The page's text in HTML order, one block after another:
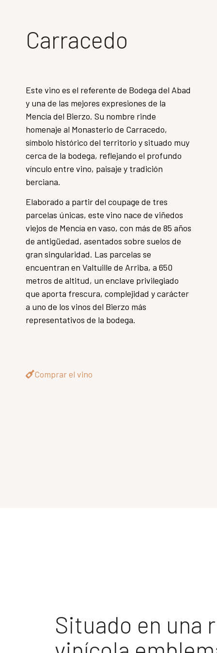
Carracedo
Este vino es el referente de Bodega del Abad
y una de las mejores expresiones de la
Mencía del Bierzo. Su nombre rinde
homenaje al Monasterio de Carracedo,
símbolo histórico del territorio y situado muy
cerca de la bodega, reflejando el profundo
vínculo entre vino, paisaje y tradición
berciana.
Elaborado a partir del coupage de tres
parcelas únicas, este vino nace de viñedos
viejos de Mencía en vaso, con más de 85 años
de antigüedad, asentados sobre suelos de
gran singularidad. Las parcelas se
encuentran en Valtuille de Arriba, a 650
metros de altitud, un enclave privilegiado
que aporta frescura, complejidad y carácter
a uno de los vinos del Bierzo más
representativos de la bodega.
Comprar el vino
Situado en una